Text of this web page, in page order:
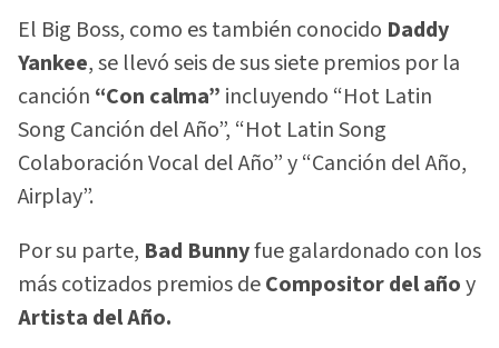
El Big Boss, como es también conocido Daddy
Yankee, se llevó seis de sus siete premios por la
canción “Con calma” incluyendo “Hot Latin
Song Canción del Año”, “Hot Latin Song
Colaboración Vocal del Año” y “Canción del Año,
Airplay”.
Por su parte, Bad Bunnyfue galardonado con los
más cotizados premios deCompositor del añoy
Artista del Año.